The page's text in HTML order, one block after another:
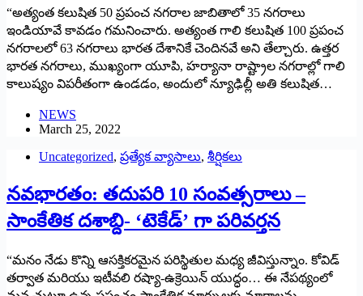
“అత్యంత కలుషిత 50 ప్రపంచ నగరాల జాబితాలో 35 నగరాలు
ఇండియావే కావడం గమనించారు. అత్యంత గాలి కలుషిత 100 ప్రపంచ
నగరాలలో 63 నగరాలు భారత దేశానికే చెందినవే అని తేల్చారు. ఉత్తర
భారత నగరాలు, ముఖ్యంగా యూపి, హర్యానా రాష్ట్రాల నగరాల్లో గాలి
కాలుష్యం విపరీతంగా ఉండడం, అందులో న్యూఢిల్లీ అతి కలుషిత…
NEWS
March 25, 2022
Uncategorized, ప్రత్యేక వ్యాసాలు, శీర్షికలు
నవభారతం: తదుపరి 10 సంవత్సరాలు –
సాంకేతిక దశాబ్ది- ‘టెకేడ్‌’ ‌గా పరివర్తన
“మనం నేడు కొన్ని ఆసక్తికరమైన పరిస్థితుల మధ్య జీవిస్తున్నాం. కోవిడ్‌
‌తర్వాత మరియు ఇటీవలి రష్యా-ఉక్రెయిన్‌ ‌యుద్ధం… ఈ నేపథ్యంలో